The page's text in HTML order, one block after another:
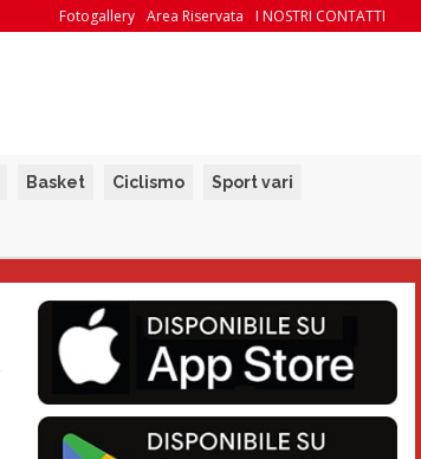
I NOSTRI CONTATTI
Area Riservata
Fotogallery
Basket Ciclismo Sport vari